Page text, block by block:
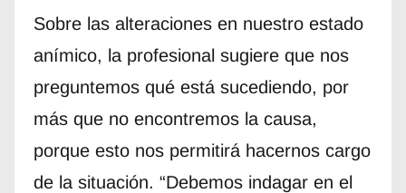
Sobre las alteraciones en nuestro estado
anímico, la profesional sugiere que nos
preguntemos qué está sucediendo, por
más que no encontremos la causa,
porque esto nos permitirá hacernos cargo
de la situación. “Debemos indagar en el